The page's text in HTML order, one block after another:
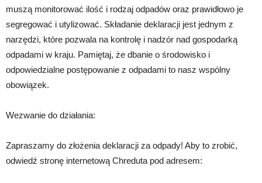
muszą monitorować ilość i rodzaj odpadów oraz prawidłowo je
segregować i utylizować. Składanie deklaracji jest jednym z
narzędzi, które pozwala na kontrolę i nadzór nad gospodarką
odpadami w kraju. Pamiętaj, że dbanie o środowisko i
odpowiedzialne postępowanie z odpadami to nasz wspólny
obowiązek.
Wezwanie do działania:
Zapraszamy do złożenia deklaracji za odpady! Aby to zrobić,
odwiedź stronę internetową Chreduta pod adresem: